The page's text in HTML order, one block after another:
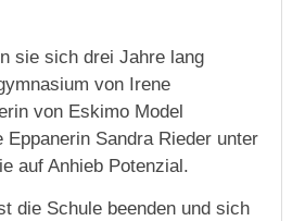
sie sich drei Jahre lang
von Irene
von Eskimo Model
Sandra Rieder unter
auf Anhieb Potenzial.
die Schule beenden und sich